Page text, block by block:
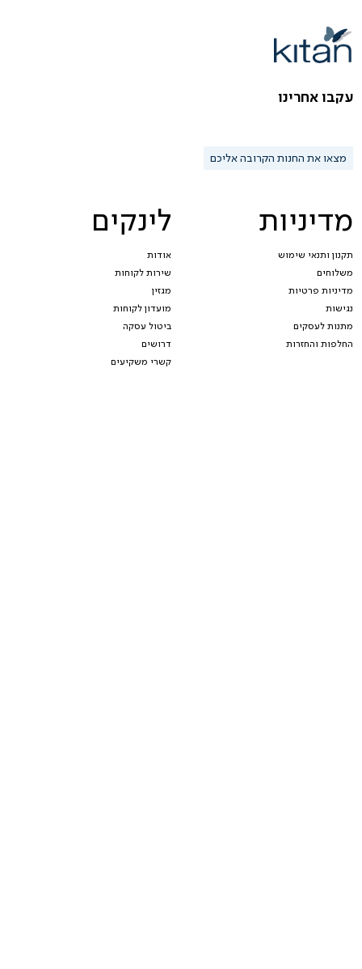
מדיניות
תקנון ותנאי שימוש
משלוחים
מדיניות פרטיות
נגישות
מתנות לעסקים
החלפות והחזרות
לינקים
אודות
שירות לקוחות
מגזין
מועדון לקוחות
ביטול עסקה
דרושים
קשרי משקיעים
עקבו אחרינו
מצאו את החנות הקרובה אליכם